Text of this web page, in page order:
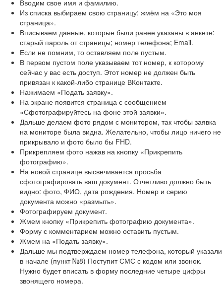
Вводим свое имя и фамилию.
Из списка выбираем свою страницу: жмём на «Это моя
страница».
Вписываем данные, которые были ранее указаны в анкете:
старый пароль от страницы; номер телефона; Email.
Если не помним, то оставляем поле пустым.
В первом пустом поле указываем тот номер, к которому
сейчас у вас есть доступ. Этот номер не должен быть
привязан к какой-либо странице ВКонтакте.
Нажимаем «Подать заявку».
На экране появится страница с сообщением
«Сфотографируйтесь на фоне этой заявки».
Дальше делаем фото рядом с монитором, так чтобы заявка
на мониторе была видна. Желательно, чтобы лицо ничего не
прикрывало и фото было бы FHD.
Прикрепляем фото нажав на кнопку «Прикрепить
фотографию».
На новой странице высвечивается просьба
сфотографировать ваш документ. Отчетливо должно быть
видно: фото, ФИО, дата рождения. Номер и серию
документа можно «размыть».
Фотографируем документ.
Жмем кнопку «Прикрепить фотографию документа».
Форму с комментарием можно оставить пустым.
Жмем на «Подать заявку».
Дальше мы подтверждаем номер телефона, который указали
в начале (пункт №8) Поступит СМС с кодом или звонок.
Нужно будет вписать в форму последние четыре цифры
звонящего номера.